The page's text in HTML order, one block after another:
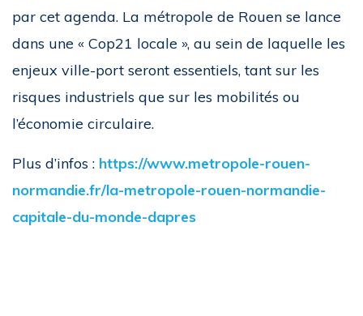
par cet agenda. La métropole de Rouen se lance
dans une « Cop21 locale », au sein de laquelle les
enjeux ville-port seront essentiels, tant sur les
risques industriels que sur les mobilités ou
l’économie circulaire.
Plus d’infos : https://www.metropole-rouen-
normandie.fr/la-metropole-rouen-normandie-
capitale-du-monde-dapres